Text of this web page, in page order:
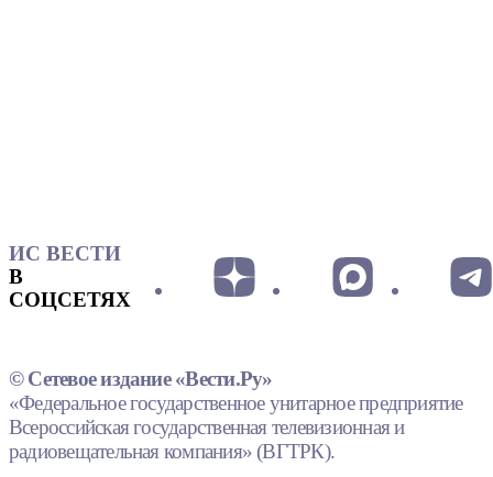
ИС ВЕСТИ
В
СОЦСЕТЯХ
© Сетевое издание «Вести.Ру»
«Федеральное государственное унитарное предприятие
Всероссийская государственная телевизионная и
радиовещательная компания» (ВГТРК).